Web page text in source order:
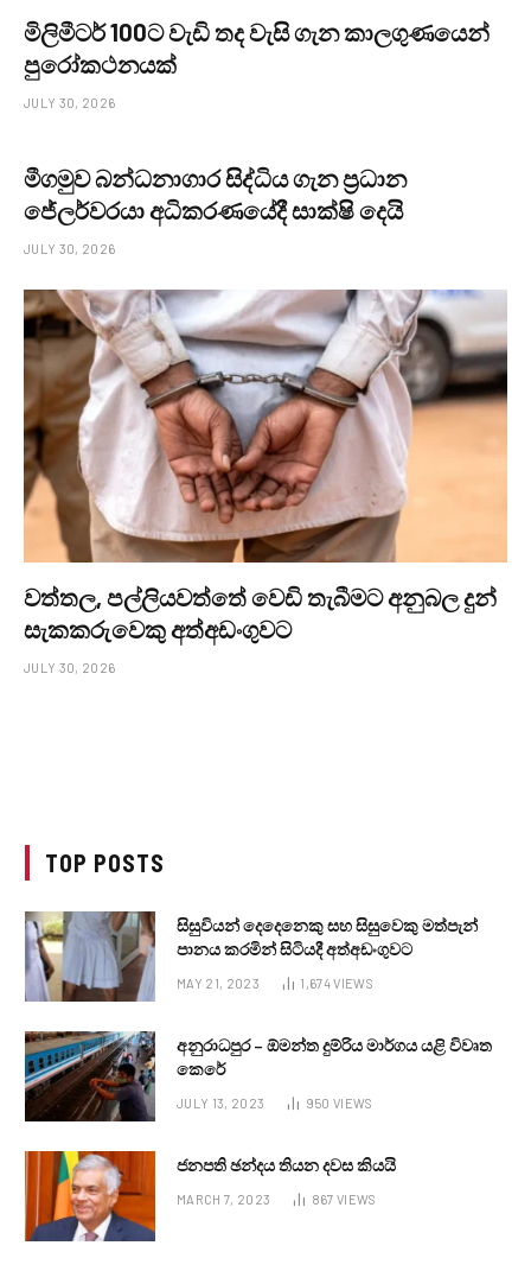
මිලිමීටර් 100ට වැඩි තද වැසි ගැන කාලගුණයෙන්
පුරෝකථනයක්
JULY 30, 2026
මීගමුව බන්ධනාගාර සිද්ධිය ගැන ප්‍රධාන
ජේලර්වරයා අධිකරණයේදී සාක්ෂි දෙයි
JULY 30, 2026
වත්තල, පල්ලියවත්තේ වෙඩි තැබීමට අනුබල දුන්
සැකකරුවෙකු අත්අඩංගුවට
JULY 30, 2026
TOP POSTS
සිසුවියන් දෙදෙනෙකු සහ සිසුවෙකු මත්පැන්
පානය කරමින් සිටියදී අත්අඩංගුවට
MAY 21, 2023 1,674VIEWS
අනුරාධපුර – ඕමන්ත දුම්රිය මාර්ගය යළි විවෘත
කෙරේ
JULY 13, 2023 950 VIEWS
ජනපති ඡන්දය තියන දවස කියයි
MARCH 7, 2023 867 VIEWS